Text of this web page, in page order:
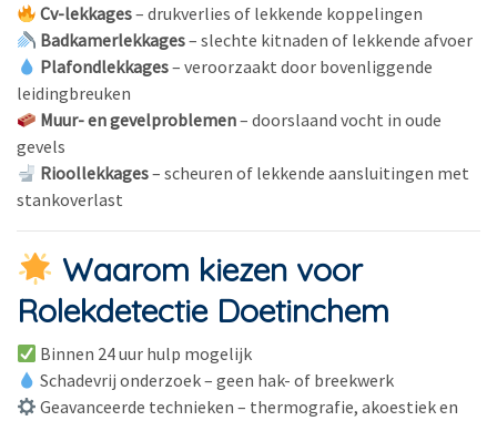
Cv-lekkages– drukverlies of lekkende koppelingen
Badkamerlekkages– slechte kitnaden of lekkende afvoer
Plafondlekkages– veroorzaakt door bovenliggende
leidingbreuken
Muur- en gevelproblemen– doorslaand vocht in oude
gevels
Rioollekkages– scheuren of lekkende aansluitingen met
stankoverlast
Waarom kiezen voor
Rolekdetectie Doetinchem
Binnen 24 uur hulp mogelijk
Schadevrij onderzoek – geen hak- of breekwerk
Geavanceerde technieken – thermografie, akoestiek en